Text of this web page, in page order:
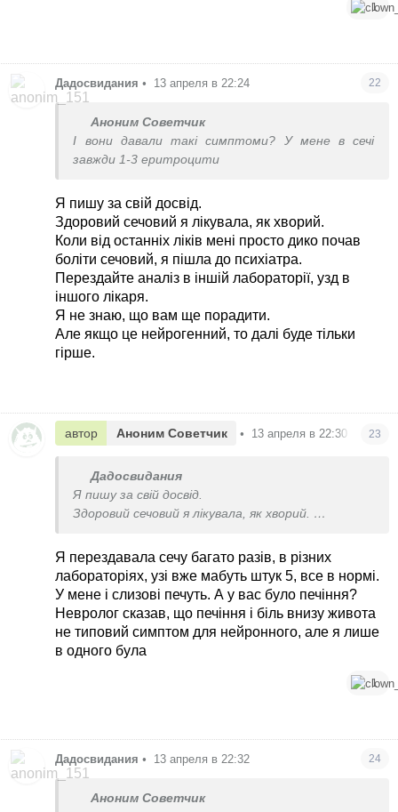
1
Дадосвидания • 13 апреля в 22:24 22
Аноним Советчик
І вони давали такі симптоми? У мене в сечі
завжди 1-3 еритроцити
Я пишу за свій досвід.
Здоровий сечовий я лікувала, як хворий.
Коли від останніх ліків мені просто дико почав
боліти сечовий, я пішла до психіатра.
Перездайте аналіз в іншій лабораторії, узд в
іншого лікаря.
Я не знаю, що вам ще порадити.
Але якщо це нейрогенний, то далі буде тільки
гірше.
автор Аноним Советчик • 13 апреля в 22:30 23
Дадосвидания
Я пишу за свій досвід.
Здоровий сечовий я лікувала, як хворий.
боліти сечовий, я пішла до психіатра.
Перездайте аналіз в іншій лабораторії, узд в
іншого лікаря.
Я не знаю, що вам ще порадити.
Але якщо це нейрогенний, то далі буде тільки
гірше.
Я перездавала сечу багато разів, в різних
лабораторіях, узі вже мабуть штук 5, все в нормі.
У мене і слизові печуть. А у вас було печіння?
Невролог сказав, що печіння і біль внизу живота
не типовий симптом для нейронного, але я лише
в одного була
1
Дадосвидания • 13 апреля в 22:32 24
Аноним Советчик